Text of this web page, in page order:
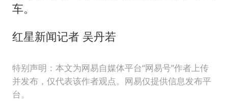
车。
红星新闻记者 吴丹若
特别声明：本文为网易自媒体平台“网易号”作者上传
并发布，仅代表该作者观点。网易仅提供信息发布平
台。